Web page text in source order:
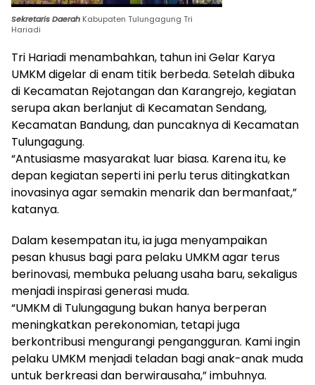
Sekretaris Daerah Kabupaten Tulungagung Tri
Hariadi
Tri Hariadi menambahkan, tahun ini Gelar Karya
UMKM digelar di enam titik berbeda. Setelah dibuka
di Kecamatan Rejotangan dan Karangrejo, kegiatan
serupa akan berlanjut di Kecamatan Sendang,
Kecamatan Bandung, dan puncaknya di Kecamatan
Tulungagung.
“Antusiasme masyarakat luar biasa. Karena itu, ke
depan kegiatan seperti ini perlu terus ditingkatkan
inovasinya agar semakin menarik dan bermanfaat,”
katanya.
Dalam kesempatan itu, ia juga menyampaikan
pesan khusus bagi para pelaku UMKM agar terus
berinovasi, membuka peluang usaha baru, sekaligus
menjadi inspirasi generasi muda.
“UMKM di Tulungagung bukan hanya berperan
meningkatkan perekonomian, tetapi juga
berkontribusi mengurangi pengangguran. Kami ingin
pelaku UMKM menjadi teladan bagi anak-anak muda
untuk berkreasi dan berwirausaha,” imbuhnya.